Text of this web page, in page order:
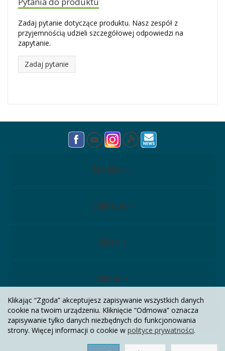
Zadaj pytanie dotyczące produktu. Nasz zespół z
przyjemnością udzieli szczegółowej odpowiedzi na
zapytanie.
Zadaj pytanie
Meridian
Edukacja
Sklep
Biznes
Kontakt
Klikając “Zgoda” akceptujesz zapisywanie wszystkich danych
cookie na twoim urządzeniu. Kliknięcie “Odmowa” oznacza
zapisywanie tylko danych niezbędnych do funkcjonowania
strony. Więcej informacji o cookie w polityce prywatności.